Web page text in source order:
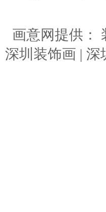
画意网提供：
深圳装饰画 | 深